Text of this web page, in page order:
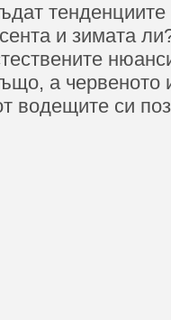
тенденциите
и зимата
а червеното
водещите си